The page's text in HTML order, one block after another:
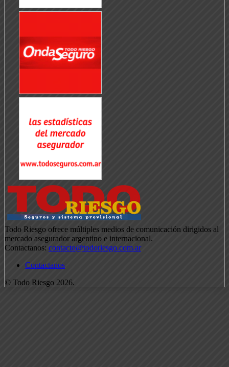
Todo Riesgo ofrece múltiples medios de comunicación dirigidos al
mercado asegurador argentino e internacional.
Contactanos: contacto@todoriesgo.com.ar
Contactanos
© Todo Riesgo 2026.